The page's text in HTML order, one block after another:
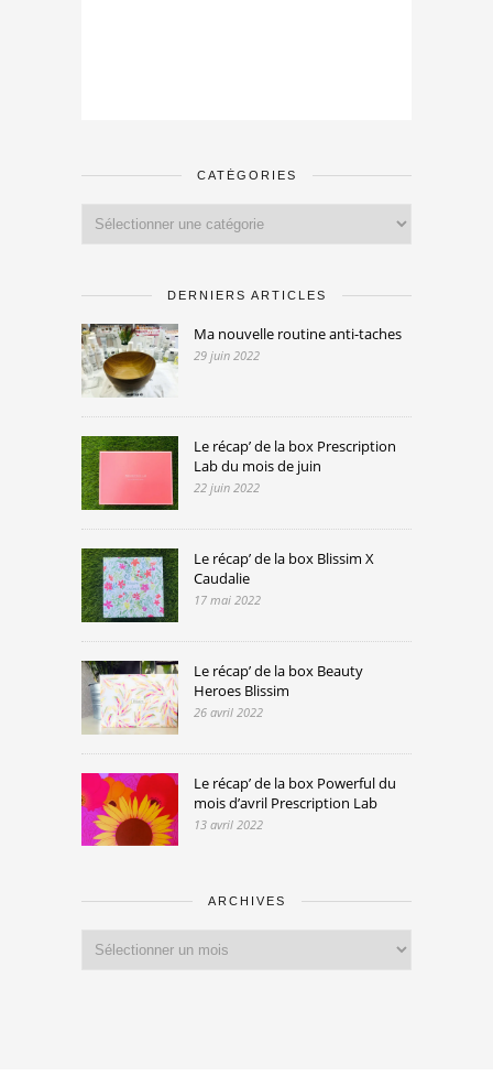
CATÉGORIES
DERNIERS ARTICLES
Ma nouvelle routine anti-taches
29 juin 2022
Le récap’ de la box Prescription
Lab du mois de juin
22 juin 2022
Le récap’ de la box Blissim X
Caudalie
17 mai 2022
Le récap’ de la box Beauty
Heroes Blissim
26 avril 2022
Le récap’ de la box Powerful du
mois d’avril Prescription Lab
13 avril 2022
ARCHIVES